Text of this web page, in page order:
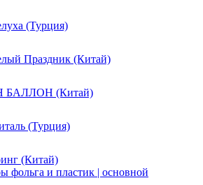
(Турция)
Праздник (Китай)
БАЛЛОН (Китай)
(Турция)
(Китай)
фольга и пластик | основной